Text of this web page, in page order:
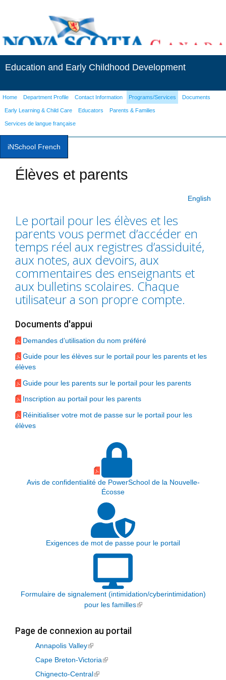
Education and Early Childhood Development
Home Department Profile Contact Information Programs/Services Documents
Early Learning & Child Care Educators Parents & Families
Services de langue française
iNSchool French
Élèves et parents
English
Le portail pour les élèves et les
parents vous permet d’accéder en
temps réel aux registres d’assiduité,
aux notes, aux devoirs, aux
commentaires des enseignants et
aux bulletins scolaires. Chaque
utilisateur a son propre compte.
Documents d'appui
Demandes d’utilisation du nom préféré
Guide pour les élèves sur le portail pour les parents et les
élèves
Guide pour les parents sur le portail pour les parents
Inscription au portail pour les parents
Réinitialiser votre mot de passe sur le portail pour les
élèves
Avis de confidentialité de PowerSchool de la Nouvelle-
Écosse
Exigences de mot de passe pour le portail
Formulaire de signalement (intimidation/cyberintimidation)
pour les familles(link is external)
Page de connexion au portail
Annapolis Valley(link is external)
Cape Breton-Victoria(link is external)
Chignecto-Central(link is external)